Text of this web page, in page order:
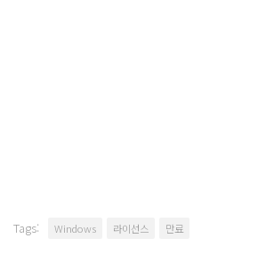
Tags: Windows 라이선스 만료